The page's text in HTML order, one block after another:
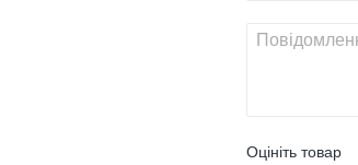
Оцініть товар